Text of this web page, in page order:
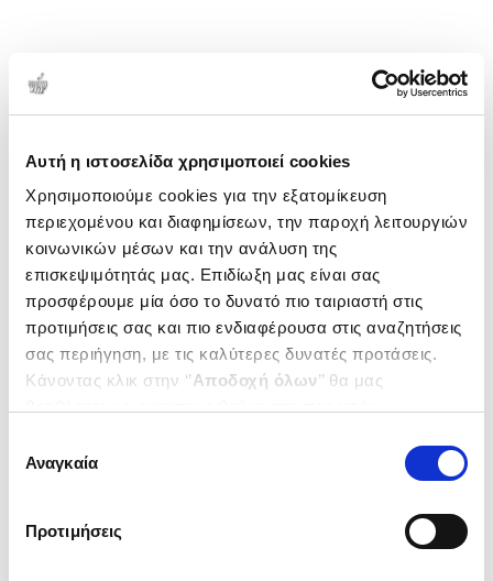
Αυτή η ιστοσελίδα χρησιμοποιεί cookies
Χρησιμοποιούμε cookies για την εξατομίκευση
περιεχομένου και διαφημίσεων, την παροχή λειτουργιών
κοινωνικών μέσων και την ανάλυση της
επισκεψιμότητάς μας. Επιδίωξη μας είναι σας
προσφέρουμε μία όσο το δυνατό πιο ταιριαστή στις
προτιμήσεις σας και πιο ενδιαφέρουσα στις αναζητήσεις
σας περιήγηση, με τις καλύτερες δυνατές προτάσεις.
Κάνοντας κλικ στην ‘’Αποδοχή όλων’’ θα μας
ενδιαφέρουν και να επιλέξετε από τα παρακάτω με την
΄΄και να ενημερωθείτε σχετικά με
συγκατάθεσης
Αναγκαία
Προτιμήσεις